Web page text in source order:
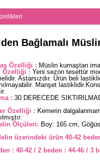
Bağlamalı
Özelliği : Müslin kumaştan
Özelliği : Yeni sezon tesettür
Astarsızdır. Ürün beli
Manşet
: 30 DERECEDE
Özelliği : Kemerin
Ölçüleri: Boy: 165 cm,
üzerindeki ürün 40-42
: 40-42 / 2 beden : 44-46 / 3